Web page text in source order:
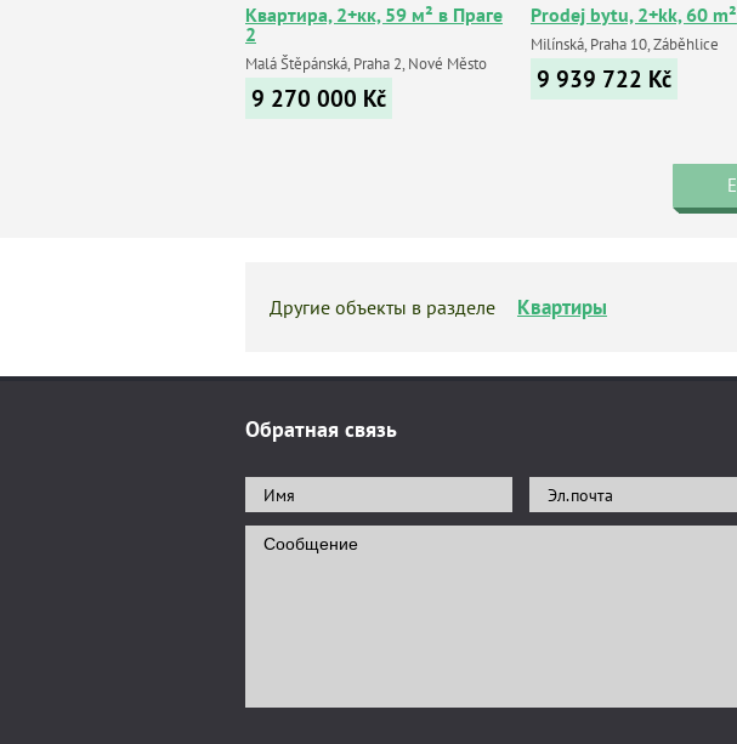
Квартира, 2+кк, 59 м² в Праге
2
Malá Štěpánská, Praha 2, Nové Město
9 270 000 Kč
Prodej bytu, 2+kk, 60 m²
Milínská, Praha 10, Záběhlice
9 939 722 Kč
Другие объекты в разделе Квартиры
Обратная связь